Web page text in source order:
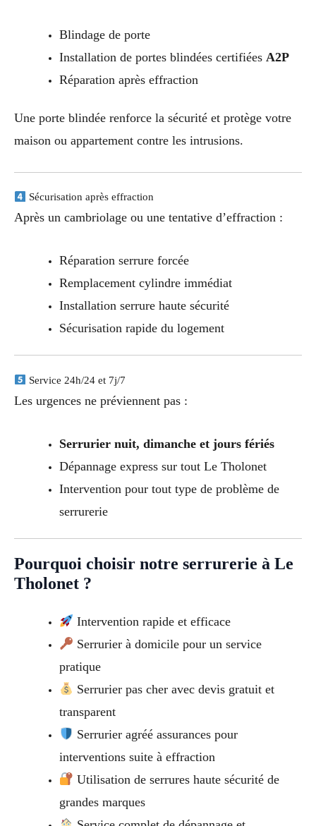
Blindage de porte
Installation de portes blindées certifiées A2P
Réparation après effraction
Une porte blindée renforce la sécurité et protège votre
maison ou appartement contre les intrusions.
Sécurisation après effraction
Après un cambriolage ou une tentative d’effraction :
Réparation serrure forcée
Remplacement cylindre immédiat
Installation serrure haute sécurité
Sécurisation rapide du logement
Service 24h/24 et 7j/7
Les urgences ne préviennent pas :
Serrurier nuit, dimanche et jours fériés
Dépannage express sur tout Le Tholonet
Intervention pour tout type de problème de
serrurerie
Pourquoi choisir notre serrurerie à Le
Tholonet ?
Intervention rapide et efficace
Serrurier à domicile pour un service
pratique
Serrurier pas cher avec devis gratuit et
transparent
Serrurier agréé assurances pour
interventions suite à effraction
Utilisation de serrures haute sécurité de
grandes marques